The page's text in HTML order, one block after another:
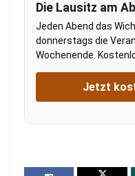
Die Lausitz am
Jeden Abend das
donnerstags die
Wochenende.
Jetzt